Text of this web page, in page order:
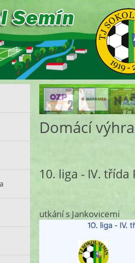
Domácí
10. liga - IV.
utkání s Jankovicemi